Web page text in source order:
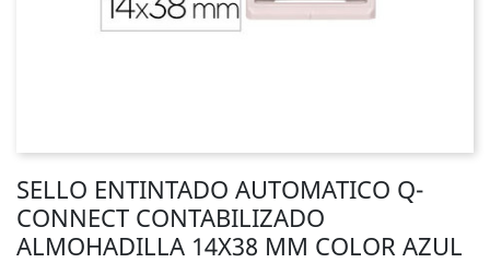
SELLO ENTINTADO AUTOMATICO Q-
CONNECT CONTABILIZADO
ALMOHADILLA 14X38 MM COLOR AZUL